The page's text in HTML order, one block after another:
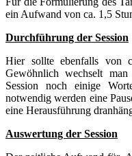
ein Aufwand von ca. 1,5
Durchführung der Session
Hier sollte ebenfalls von
Gewöhnlich wechselt
Session noch einige
notwendig werden eine
eine Herausführung
Auswertung der Session